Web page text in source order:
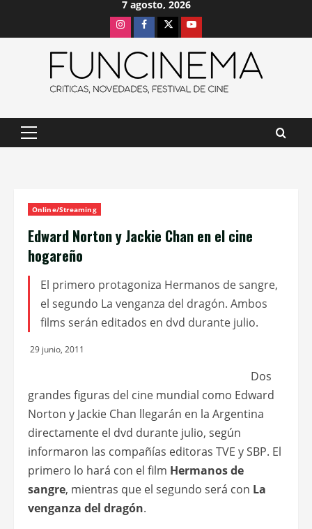
7 agosto, 2026
InstagramFacebook
X Youtube
Menú
Online/Streaming
Edward Norton y Jackie Chan en el cine
hogareño
El primero protagoniza Hermanos de sangre,
el segundo La venganza del dragón. Ambos
films serán editados en dvd durante julio.
29 junio, 2011
Dos
grandes figuras del cine mundial como Edward
Norton y Jackie Chan llegarán en la Argentina
directamente el dvd durante julio, según
informaron las compañías editoras TVE y SBP. El
primero lo hará con el film Hermanos de
sangre, mientras que el segundo será con La
venganza del dragón.